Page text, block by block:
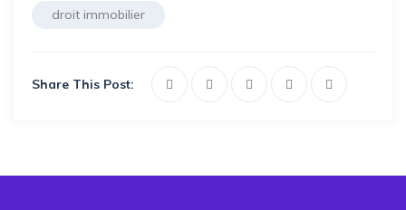
droit immobilier
Share This Post: